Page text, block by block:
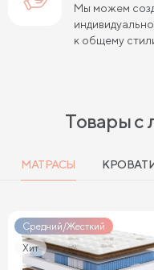
Пружинные матрасы
Пружинные матрасы
Жесткие матрасы
Мы можем
к общему
Товары с
МАТРАСЫ
Средний/Жесткий
Хит